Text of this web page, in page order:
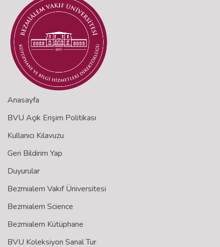
Anasayfa
BVU Açık Erişim Politikası
Kullanıcı Kılavuzu
Geri Bildirim Yap
Duyurular
Bezmialem Vakıf Üniversitesi
Bezmialem Science
Bezmialem Kütüphane
BVU Koleksiyon Sanal Tur